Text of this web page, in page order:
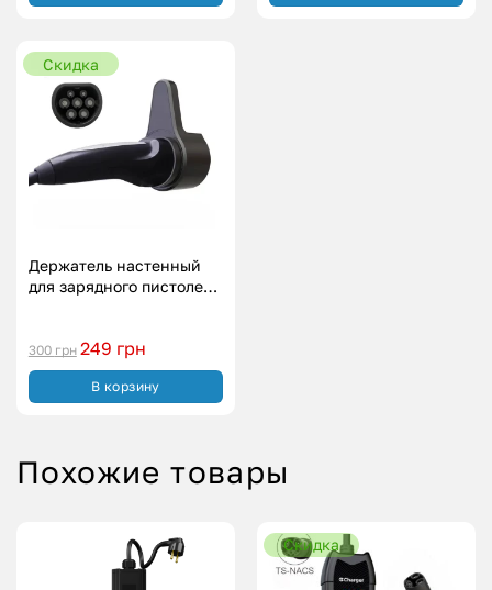
Скидка
Держатель настенный
для зарядного пистолета
300 грн 249 грн
В корзину
Похожие товары
Скидка